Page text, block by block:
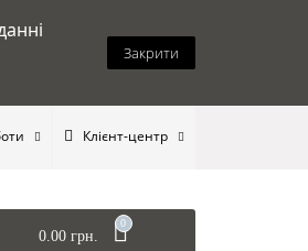
Закрити
Клієнт-центр
0.00 грн.
0